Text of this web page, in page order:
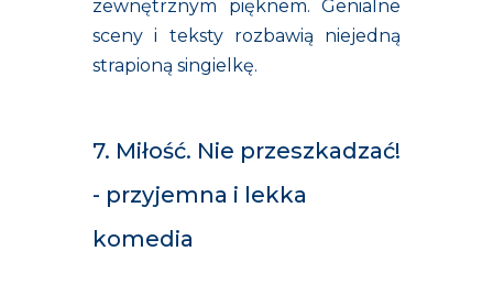
zewnętrznym pięknem. Genialne
sceny i teksty rozbawią niejedną
strapioną singielkę.
7. Miłość. Nie przeszkadzać!
- przyjemna i lekka
komedia